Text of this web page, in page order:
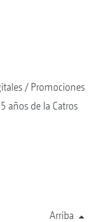
Promociones
años de la Catros
Arriba